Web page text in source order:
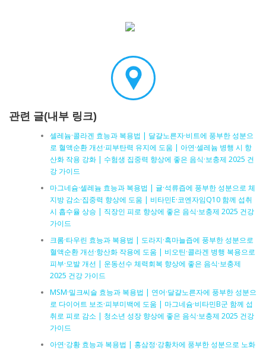
관련 글(내부 링크)
셀레늄·콜라겐 효능과 복용법 | 달걀노른자·비트에 풍부한 성분으
로 혈액순환 개선·피부탄력 유지에 도움 | 아연·셀레늄 병행 시 항
산화 작용 강화 | 수험생 집중력 향상에 좋은 음식·보충제 2025 건
강 가이드
마그네슘·셀레늄 효능과 복용법 | 귤·석류즙에 풍부한 성분으로 체
지방 감소·집중력 향상에 도움 | 비타민E·코엔자임Q10 함께 섭취
시 흡수율 상승 | 직장인 피로 향상에 좋은 음식·보충제 2025 건강
가이드
크롬·타우린 효능과 복용법 | 도라지·흑마늘즙에 풍부한 성분으로
혈액순환 개선·항산화 작용에 도움 | 비오틴·콜라겐 병행 복용으로
피부·모발 개선 | 운동선수 체력회복 향상에 좋은 음식·보충제
2025 건강 가이드
MSM·밀크씨슬 효능과 복용법 | 연어·달걀노른자에 풍부한 성분으
로 다이어트 보조·피부미백에 도움 | 마그네슘·비타민B군 함께 섭
취로 피로 감소 | 청소년 성장 향상에 좋은 음식·보충제 2025 건강
가이드
아연·강황 효능과 복용법 | 홍삼정·강황차에 풍부한 성분으로 노화